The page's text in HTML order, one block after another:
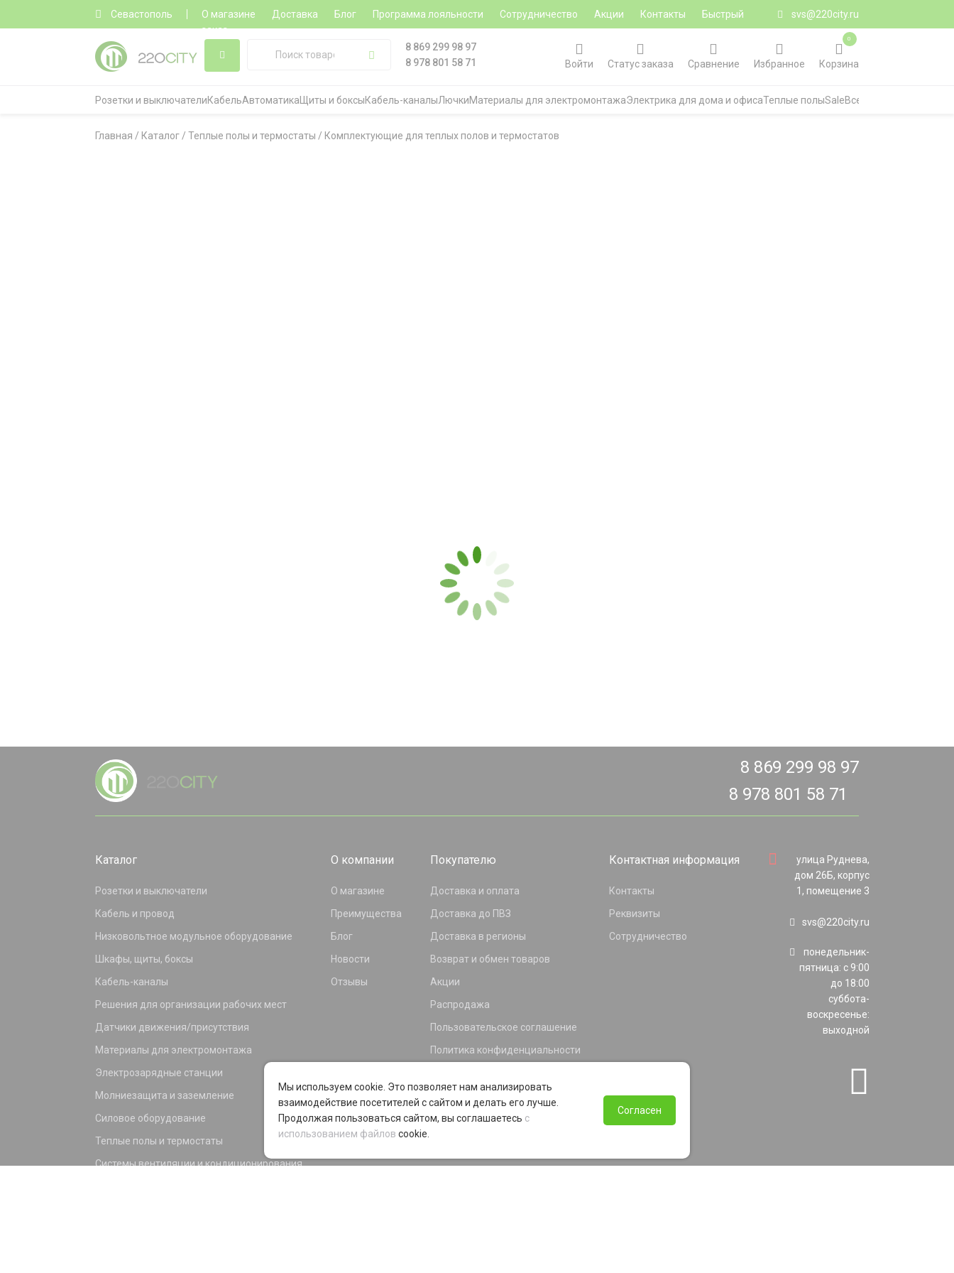
Севастополь О магазине Доставка Блог Программа лояльности Сотрудничество Акции Контакты
Быстрый
заказ
svs@220city.ru
8 869 299 98 97
8 978 801 58 71
Войти Статус заказа Сравнение Избранное Корзина
0
Розетки и выключателиКабельАвтоматика Щиты и боксыКабель-каналыЛючкиМатериалы для электромонтажаЭлектрика для дома и офисаТеплые полыSaleВсе категории
Главная / Каталог / Теплые полы и термостаты / Комплектующие для теплых полов и термостатов
8 869 299 98 97
8 978 801 58 71
Каталог
Розетки и выключатели
Кабель и провод
Низковольтное модульное оборудование
Шкафы, щиты, боксы
Кабель-каналы
Решения для организации рабочих мест
Датчики движения/присутствия
Материалы для электромонтажа
Электрозарядные станции
Молниезащита и заземление
Силовое оборудование
Теплые полы и термостаты
Системы вентиляции и кондиционирования
О компании
О магазине
Преимущества
Блог
Новости
Отзывы
Покупателю
Доставка и оплата
Доставка до ПВЗ
Доставка в регионы
Возврат и обмен товаров
Акции
Распродажа
Пользовательское соглашение
Политика конфиденциальности
Программа лояльности
Контактная информация
Контакты
Реквизиты
Сотрудничество
улица Руднева,
дом 26Б, корпус
1, помещение 3
svs@220city.ru
понедельник-
пятница: с 9:00
до 18:00
суббота-
воскресенье:
выходной
Мы используем cookie. Это позволяет нам анализировать
взаимодействие посетителей с сайтом и делать его лучше.
Продолжая пользоваться сайтом, вы соглашаетесь с
использованием файлов cookie.
Согласен